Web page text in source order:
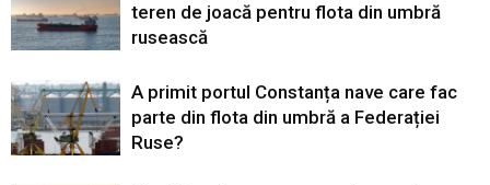
teren de joacă pentru flota din umbră
rusească
A primit portul Constanța nave care fac
parte din flota din umbră a Federației
Ruse?